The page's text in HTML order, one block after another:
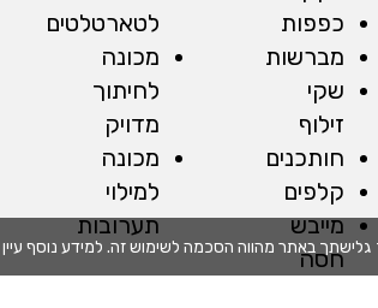
כפפות
מברשות
שקי
זילוף
חותכנים
קלפים
מייבש
חסה
לטארטלטים
מכונה
לחיתוך
מדויק
מכונה
למילוי
תערובות